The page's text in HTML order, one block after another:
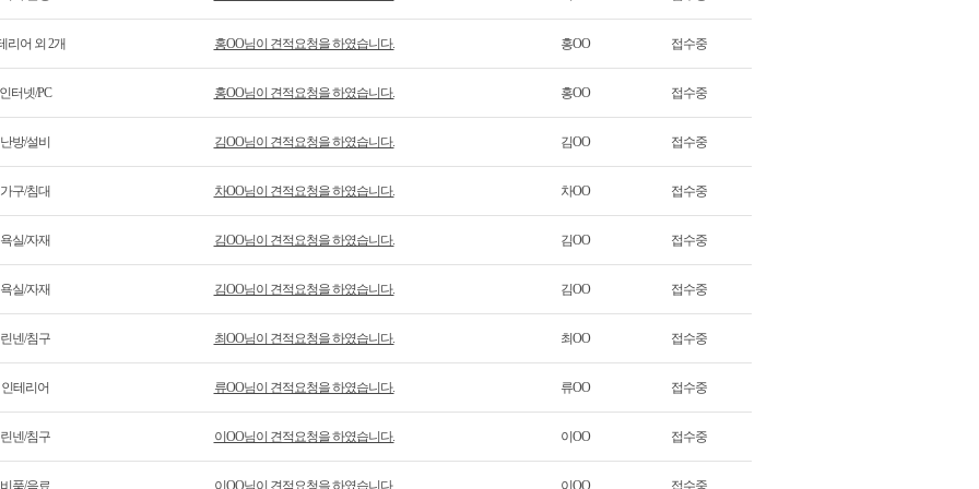
리어 외 2개 홍OO님이 견적요청을 하였습니다. 홍OO 접수중
터넷/PC 홍OO님이 견적요청을 하였습니다. 홍OO 접수중
난방/설비 김OO님이 견적요청을 하였습니다. 김OO 접수중
가구/침대 차OO님이 견적요청을 하였습니다. 차OO 접수중
욕실/자재 김OO님이 견적요청을 하였습니다. 김OO 접수중
욕실/자재 김OO님이 견적요청을 하였습니다. 김OO 접수중
린넨/침구 최OO님이 견적요청을 하였습니다. 최OO 접수중
인테리어 류OO님이 견적요청을 하였습니다. 류OO 접수중
린넨/침구 이OO님이 견적요청을 하였습니다. 이OO 접수중
비품/음료 이OO님이 견적요청을 하였습니다. 이OO 접수중